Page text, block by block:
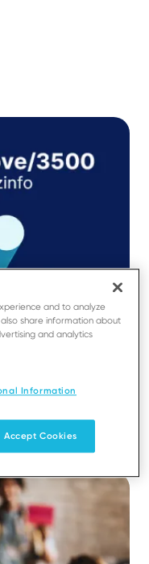
and to analyze
share information about
and analytics
Information
Accept Cookies